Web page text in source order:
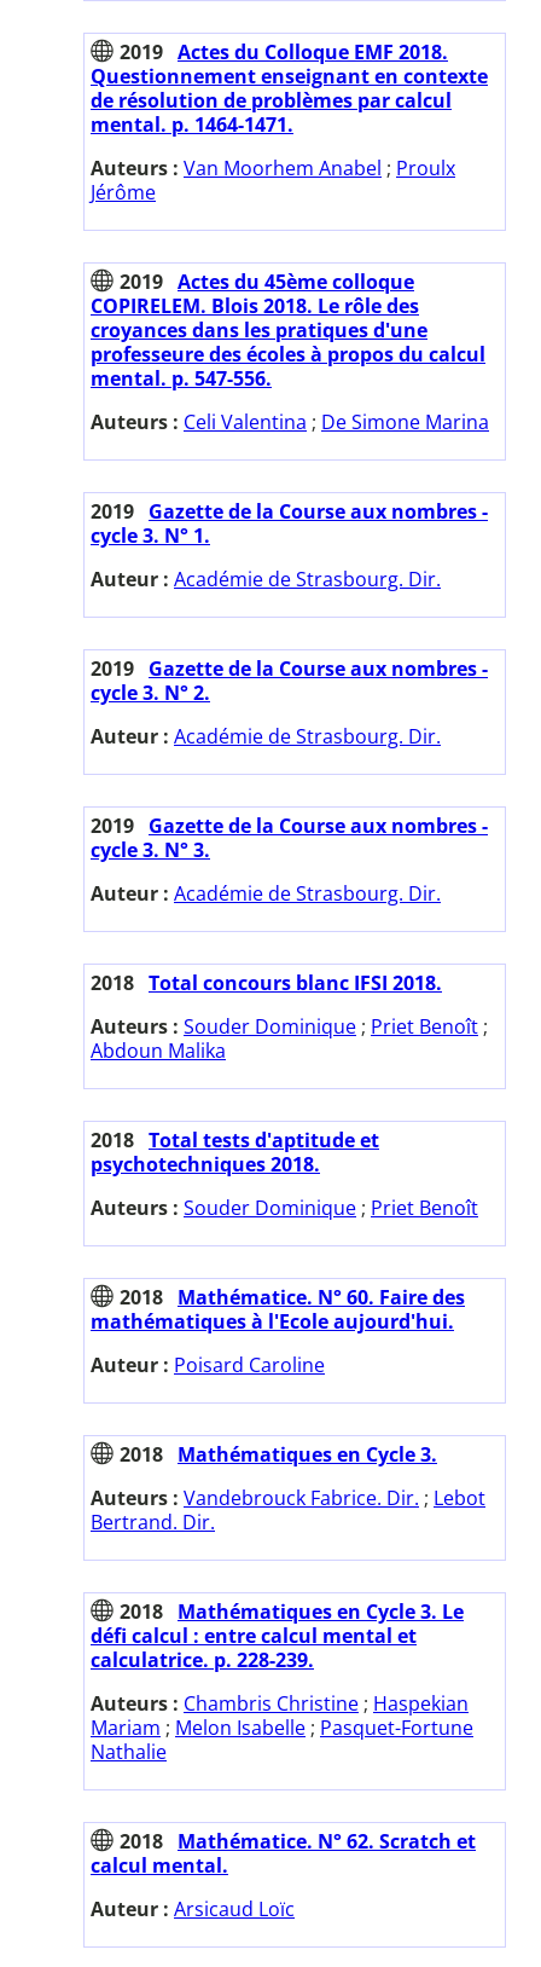
2019 Actes du Colloque EMF 2018.
Questionnement enseignant en contexte
de résolution de problèmes par calcul
mental. p. 1464-1471.
Auteurs : Van Moorhem Anabel ; Proulx
Jérôme
2019 Actes du 45ème colloque
COPIRELEM. Blois 2018. Le rôle des
croyances dans les pratiques d'une
professeure des écoles à propos du calcul
mental. p. 547-556.
Auteurs : Celi Valentina ; De Simone Marina
2019 Gazette de la Course aux nombres -
cycle 3. N° 1.
Auteur : Académie de Strasbourg. Dir.
2019 Gazette de la Course aux nombres -
cycle 3. N° 2.
Auteur : Académie de Strasbourg. Dir.
2019 Gazette de la Course aux nombres -
cycle 3. N° 3.
Auteur : Académie de Strasbourg. Dir.
2018 Total concours blanc IFSI 2018.
Auteurs : Souder Dominique ; Priet Benoît ;
Abdoun Malika
2018 Total tests d'aptitude et
psychotechniques 2018.
Auteurs : Souder Dominique ; Priet Benoît
2018 Mathématice. N° 60. Faire des
mathématiques à l'Ecole aujourd'hui.
Auteur : Poisard Caroline
2018 Mathématiques en Cycle 3.
Auteurs : Vandebrouck Fabrice. Dir. ; Lebot
Bertrand. Dir.
2018 Mathématiques en Cycle 3. Le
défi calcul : entre calcul mental et
calculatrice. p. 228-239.
Auteurs : Chambris Christine ; Haspekian
Mariam ; Melon Isabelle ; Pasquet-Fortune
Nathalie
2018 Mathématice. N° 62. Scratch et
calcul mental.
Auteur : Arsicaud Loïc